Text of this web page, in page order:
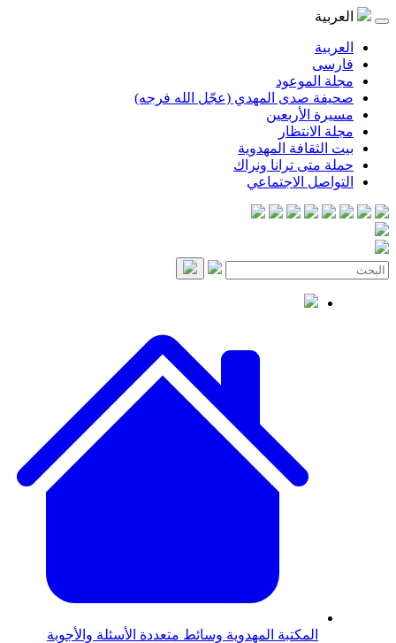
المهدي (عجّل الله فرجه)
المهدوية
ترانا ونراك
الاجتماعي
المهدويةوسائط متعددةالأسئلة والأجوبة